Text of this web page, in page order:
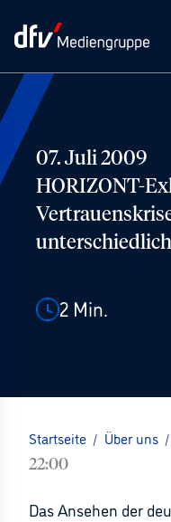
07. Juli 2009
HORIZONT-
2 Min.
Startseite / Über uns /
22:00
Das Ansehen der